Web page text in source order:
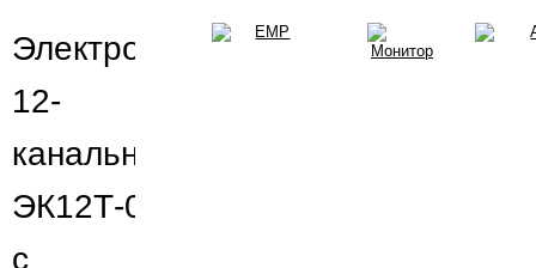
Электрокардиограф
12-
канальный
ЭК12Т-01
с